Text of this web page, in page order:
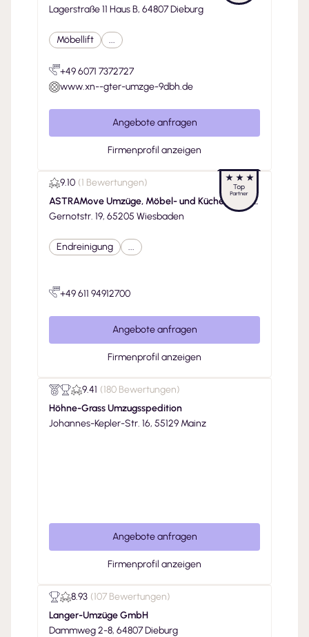
Lagerstraße 11 Haus B, 64807 Dieburg
Möbellift ...
+49 6071 7372727
www.xn--gter-umzge-9dbh.de
Angebote anfragen
Firmenprofil anzeigen
9.10 (1 Bewertungen)
ASTRAMove Umzüge, Möbel- und Küchenmonta
ge
Gernotstr. 19, 65205 Wiesbaden
Endreinigung ...
+49 611 94912700
Angebote anfragen
Firmenprofil anzeigen
9.41 (180 Bewertungen)
Höhne-Grass Umzugsspedition
Johannes-Kepler-Str. 16, 55129 Mainz
Angebote anfragen
Firmenprofil anzeigen
8.93 (107 Bewertungen)
Langer-Umzüge GmbH
Dammweg 2-8, 64807 Dieburg